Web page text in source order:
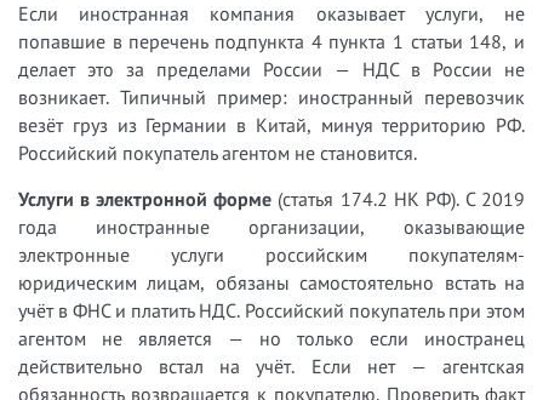
Если иностранная компания оказывает услуги, не
попавшие в перечень подпункта 4 пункта 1 статьи 148, и
делает это за пределами России — НДС в России не
возникает. Типичный пример: иностранный перевозчик
везёт груз из Германии в Китай, минуя территорию РФ.
Российский покупатель агентом не становится.
Услуги в электронной форме (статья 174.2 НК РФ). С 2019
года иностранные организации, оказывающие
электронные услуги российским покупателям-
юридическим лицам, обязаны самостоятельно встать на
учёт в ФНС и платить НДС. Российский покупатель при этом
агентом не является — но только если иностранец
действительно встал на учёт. Если нет — агентская
обязанность возвращается к покупателю. Проверить факт